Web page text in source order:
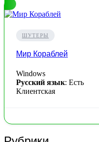
ШУТЕРЫ
Мир Кораблей
Windows
Русский язык: Есть
Клиентская